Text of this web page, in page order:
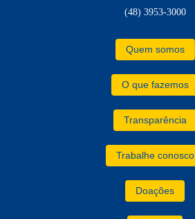
(48) 3953-3000
Quem somos
O que fazemos
Transparência
Trabalhe conosco
Doações